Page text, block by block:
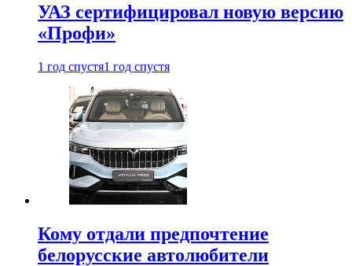
УАЗ сертифицировал новую версию
«Профи»
1 год спустя1 год спустя
Кому отдали предпочтение
белорусские автолюбители